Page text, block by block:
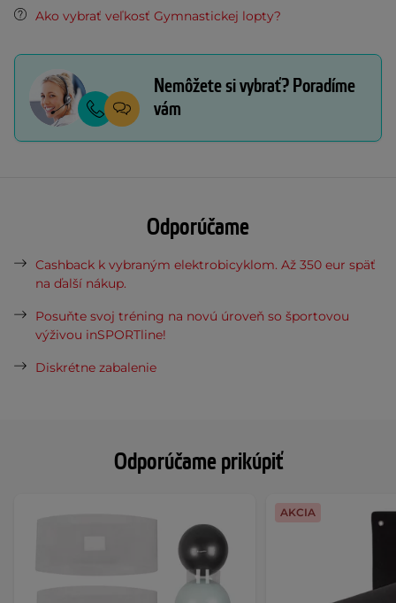
Odporúčame prikúpiť
AKCIA
Ako vybrať veľkosť Gymnastickej lopty?
Nemôžete si vybrať? Poradíme
vám
Odporúčame
Cashback k vybraným elektrobicyklom. Až 350 eur späť
na ďalší nákup.
Posuňte svoj tréning na novú úroveň so športovou
výživou inSPORTline!
Diskrétne zabalenie